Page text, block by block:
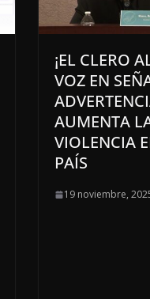
¡EL CLERO
VOZ EN
AUMENTA
VIOLENCIA
PAÍS
19 noviembre,